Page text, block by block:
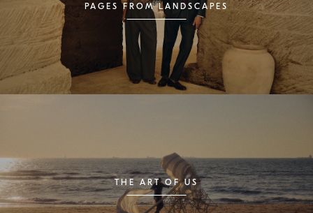
PAGES FROM LANDSCAPES
THE ART OF US